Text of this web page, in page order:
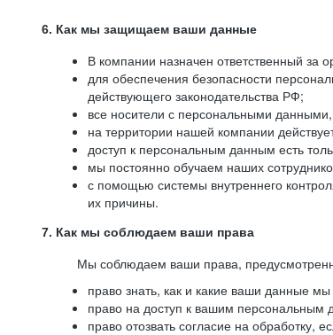
6. Как мы защищаем ваши данные
В компании назначен ответственный за
для обеспечения безопасности
действующего законодательства РФ;
все носители с персональными
на территории нашей компании
доступ к персональным данным есть
мы постоянно обучаем наших
с помощью системы внутреннего
их причины.
7. Как мы соблюдаем ваши права
Мы соблюдаем ваши права,
право знать, как и какие ваши данные
право на доступ к вашим
право отозвать согласие на